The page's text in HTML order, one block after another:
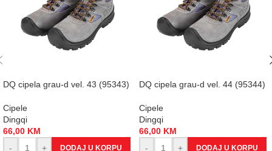
DQ cipela grau-d vel. 43 (95343)
Cipele
Dingqi
66,00 KM
-
+ DODAJ U KORPU
DQ cipela grau-d vel. 44 (95344)
Cipele
Dingqi
66,00 KM
-
+ DODAJ U KORPU